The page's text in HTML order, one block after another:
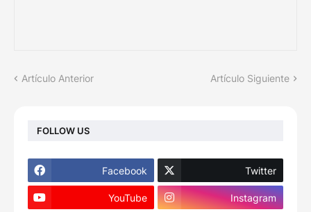
Artículo Anterior Artículo Siguiente
FOLLOW US
Facebook Twitter
YouTube Instagram